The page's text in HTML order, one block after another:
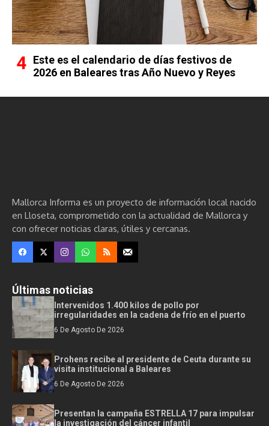
Este es el calendario de días festivos de
2026 en Baleares tras Año Nuevo y Reyes
Mallorca Informa es un proyecto de información local nacido
en Lloseta, comprometido con la actualidad de Mallorca y
con ofrecer noticias claras, útiles y cercanas.
Últimas noticias
Intervenidos 1.400 kilos de pollo por
irregularidades en la cadena de frío en el puerto
6 De Agosto De 2026
Prohens recibe al presidente de Ceuta durante su
visita institucional a Baleares
6 De Agosto De 2026
Presentan la campaña ESTRELLA 17 para impulsar
la investigación del cáncer infantil